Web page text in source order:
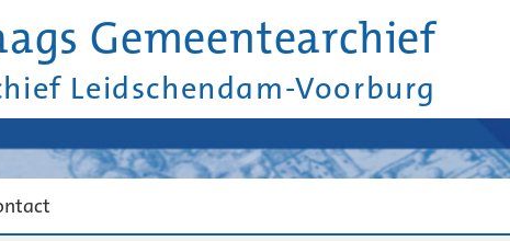
Gemeentearchief
Leidschendam-Voorburg